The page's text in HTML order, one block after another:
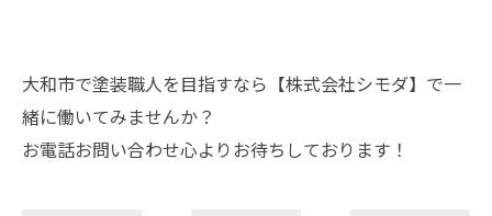
大和市で塗装職人を目指すなら【株式会社シモダ】で一
緒に働いてみませんか？
お電話お問い合わせ心よりお待ちしております！